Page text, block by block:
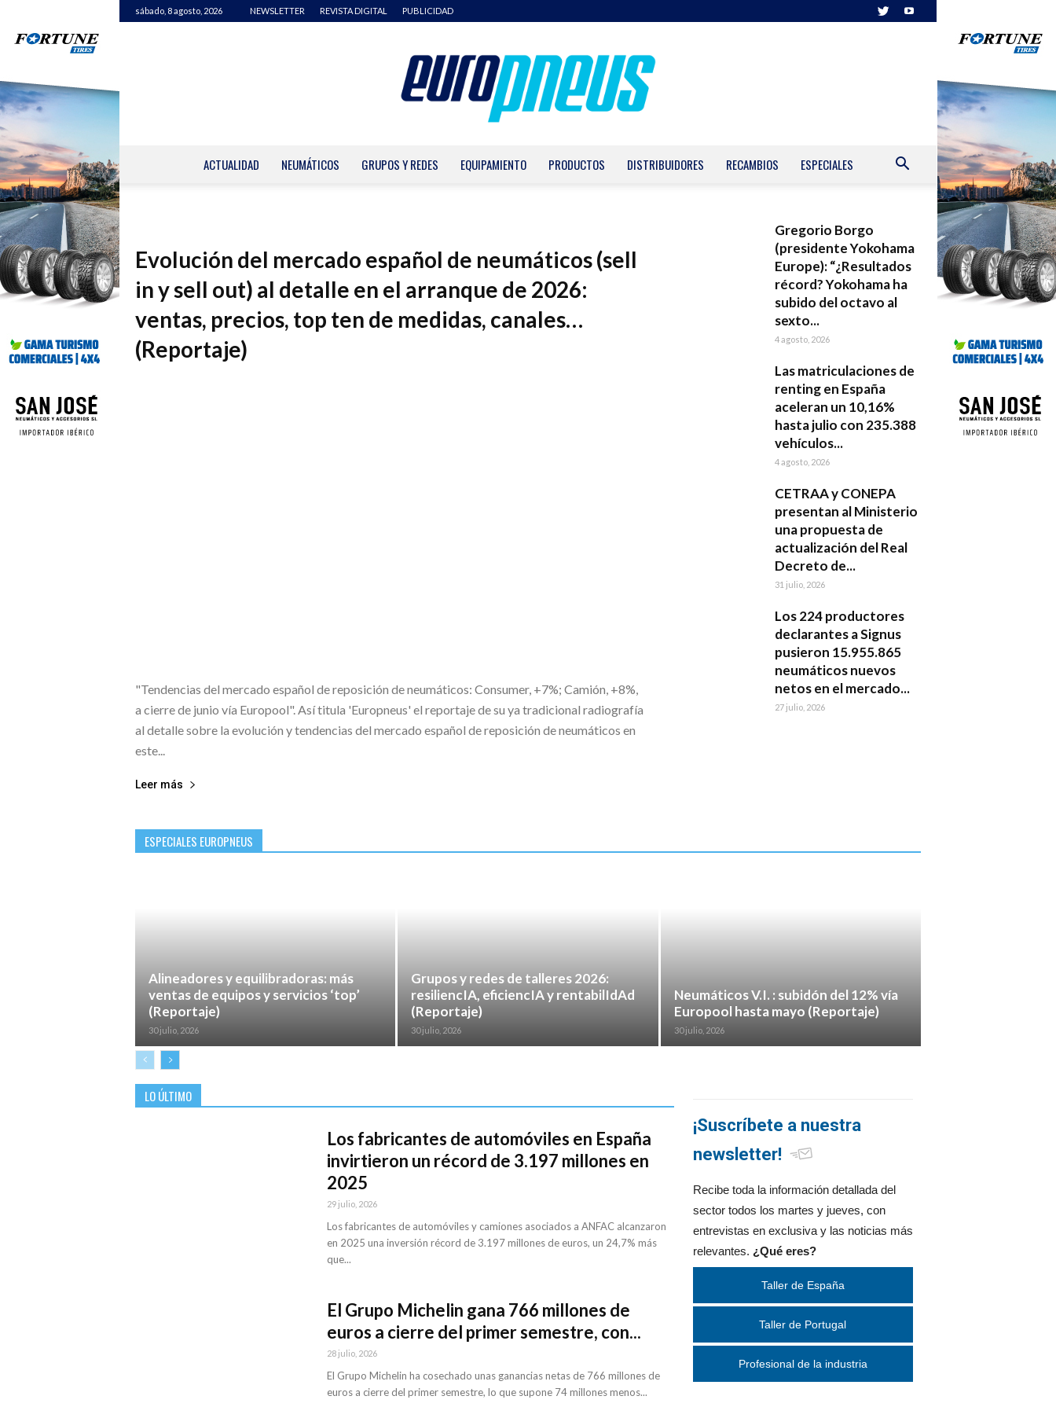
sábado, 8 agosto, 2026 NEWSLETTER REVISTA DIGITAL PUBLICIDAD
ACTUALIDAD NEUMÁTICOS GRUPOS Y REDES EQUIPAMIENTO PRODUCTOS DISTRIBUIDORES RECAMBIOS ESPECIALES
Evolución del mercado español de neumáticos (sell
in y sell out) al detalle en el arranque de 2026:
ventas, precios, top ten de medidas, canales…
(Reportaje)
"Tendencias del mercado español de reposición de neumáticos: Consumer, +7%; Camión, +8%,
a cierre de junio vía Europool". Así titula 'Europneus' el reportaje de su ya tradicional radiografía
al detalle sobre la evolución y tendencias del mercado español de reposición de neumáticos en
este...
Leer más
Gregorio Borgo
(presidente Yokohama
Europe): “¿Resultados
récord? Yokohama ha
subido del octavo al
sexto...
4 agosto, 2026
Las matriculaciones de
renting en España
aceleran un 10,16%
hasta julio con 235.388
vehículos...
4 agosto, 2026
CETRAA y CONEPA
presentan al Ministerio
una propuesta de
actualización del Real
Decreto de...
31 julio, 2026
Los 224 productores
declarantes a Signus
pusieron 15.955.865
neumáticos nuevos
netos en el mercado...
27 julio, 2026
ESPECIALES EUROPNEUS
Alineadores y equilibradoras: más
ventas de equipos y servicios ‘top’
(Reportaje)
30 julio, 2026
Grupos y redes de talleres 2026:
resiliencIA, eficiencIA y rentabilIdAd
(Reportaje)
30 julio, 2026
Neumáticos V.I. : subidón del 12% vía
Europool hasta mayo (Reportaje)
30 julio, 2026
LO ÚLTIMO
Los fabricantes de automóviles en España
invirtieron un récord de 3.197 millones en
2025
29 julio, 2026
Los fabricantes de automóviles y camiones asociados a ANFAC alcanzaron
en 2025 una inversión récord de 3.197 millones de euros, un 24,7% más
que...
El Grupo Michelin gana 766 millones de
euros a cierre del primer semestre, con...
28 julio, 2026
El Grupo Michelin ha cosechado unas ganancias netas de 766 millones de
euros a cierre del primer semestre, lo que supone 74 millones menos...
¡Suscríbete a nuestra
newsletter!
Recibe toda la información detallada del
sector todos los martes y jueves, con
entrevistas en exclusiva y las noticias más
relevantes. ¿Qué eres?
Taller de España
Taller de Portugal
Profesional de la industria